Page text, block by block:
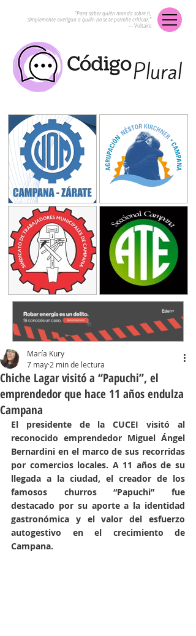
“Para saber quién manda sobre ti,
simplemente averigua a quién no se te permite criticar.”
― Voltaire
Chiche Lagar visitó a “Papuchi”, el
emprendedor que hace 11 años endulza
Campana
María Kury
7 may 2 min de lectura
El presidente de la CUCEI visitó al
reconocido emprendedor Miguel Ángel
Bernardini en el marco de sus recorridas
por comercios locales. A 11 años de su
llegada a la ciudad, el creador de los
famosos churros “Papuchi” fue
destacado por su aporte a la identidad
gastronómica y el valor del esfuerzo
autogestivo en el crecimiento de
Campana.